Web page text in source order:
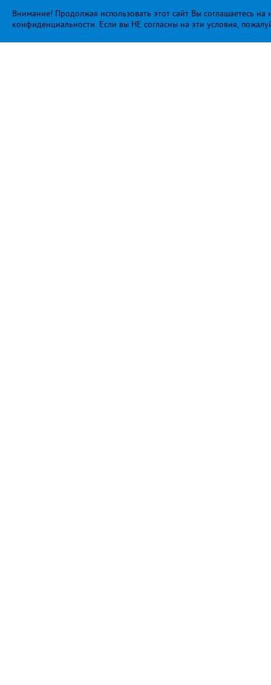
Внимание! Продолжая использовать этот сайт Вы соглашаетесь
конфиденциальности. Если вы НЕ согласны на эти условия,